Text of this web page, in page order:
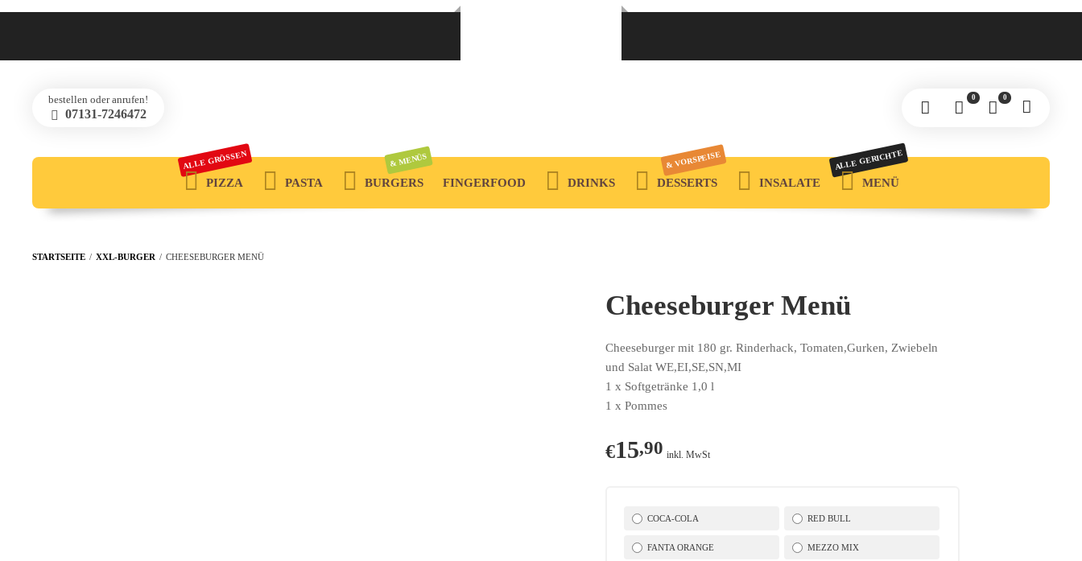
bestellen oder anrufen!
07131-7246472
0
0
Passwort vergessen?
Ein Link zum Erstellen eines neuen Passwort wird an deine
auf dieser Website zu unterstützen, den Zugriff auf Ihr Konto zu
Datenschutzerklärung
PIZZA
ALLE GRÖSSEN
PASTA BURGERS
& MENÜS
FINGERFOOD DRINKS DESSERTS
& VORSPEISE
INSALATE MENÜ
ALLE GERICHTE
STARTSEITE / XXL-BURGER / CHEESEBURGER MENÜ
Cheeseburger Menü
Cheeseburger mit 180 gr. Rinderhack, Tomaten,Gurken, Zwiebeln
und Salat WE,EI,SE,SN,MI
1 x Softgetränke 1,0 l
1 x Pommes
€15,90 inkl. MwSt
COCA-COLA RED BULL
FANTA ORANGE MEZZO MIX